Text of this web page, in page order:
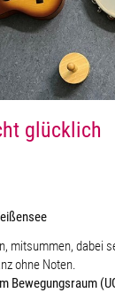
glücklich
mitsummen, dabei
ohne Noten.
Bewegungsraum